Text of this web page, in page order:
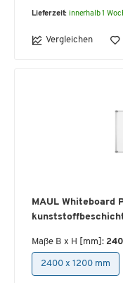
Lieferzeit: innerhalb 1
Vergleichen
MAUL Whiteboard
Maße B x H [mm]:
2400 x 1200 mm